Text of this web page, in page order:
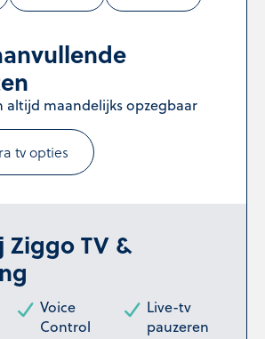
altijd maandelijks opzegbaar
tv opties
TV &
Voice
Control
Live-tv
pauzeren